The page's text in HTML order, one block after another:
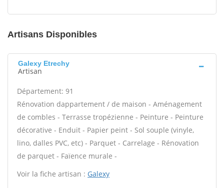
Artisans Disponibles
Galexy Etrechy
Artisan
Département: 91
Rénovation dappartement / de maison - Aménagement
de combles - Terrasse tropézienne - Peinture - Peinture
décorative - Enduit - Papier peint - Sol souple (vinyle,
lino, dalles PVC, etc) - Parquet - Carrelage - Rénovation
de parquet - Faïence murale -
Voir la fiche artisan : Galexy